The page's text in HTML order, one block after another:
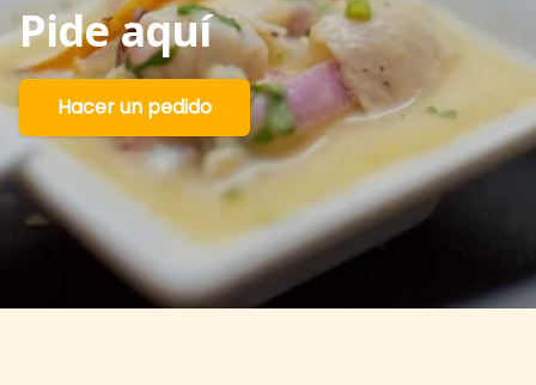
Pideaquí
Hacer un pedido